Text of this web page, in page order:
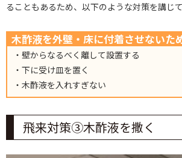
ることもあるため、以下のような対策を講じ
木酢液を外壁・床に付着させないた
・壁からなるべく離して設置する
・下に受け皿を置く
・木酢液を入れすぎない
飛来対策③木酢液を撒く